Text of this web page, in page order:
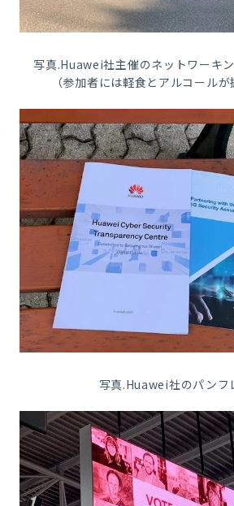
写真.Huawei社主催のネットワーキ
（参加者には軽食とアルコールが
写真.Huawei社のパンフ